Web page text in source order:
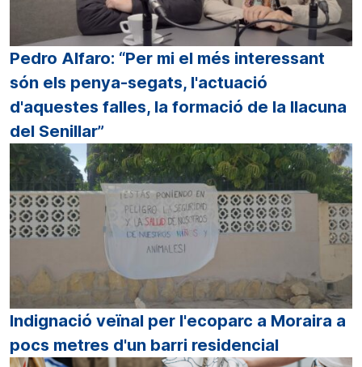
Pedro Alfaro: “Per mi el més interessant
són els penya-segats, l'actuació
d'aquestes falles, la formació de la llacuna
del Senillar”
Indignació veïnal per l'ecoparc a Moraira a
pocs metres d'un barri residencial